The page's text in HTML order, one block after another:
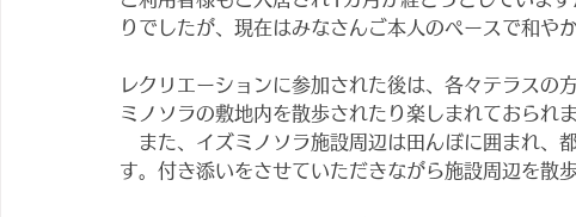
りでしたが、現在はみなさんご本人のペースで和や
レクリエーションに参加された後は、各々テラス
ミノソラの敷地内を散歩されたり楽しまれておられま
また、イズミノソラ施設周辺は田んぼに囲まれ、
す。付き添いをさせていただきながら施設周辺を散